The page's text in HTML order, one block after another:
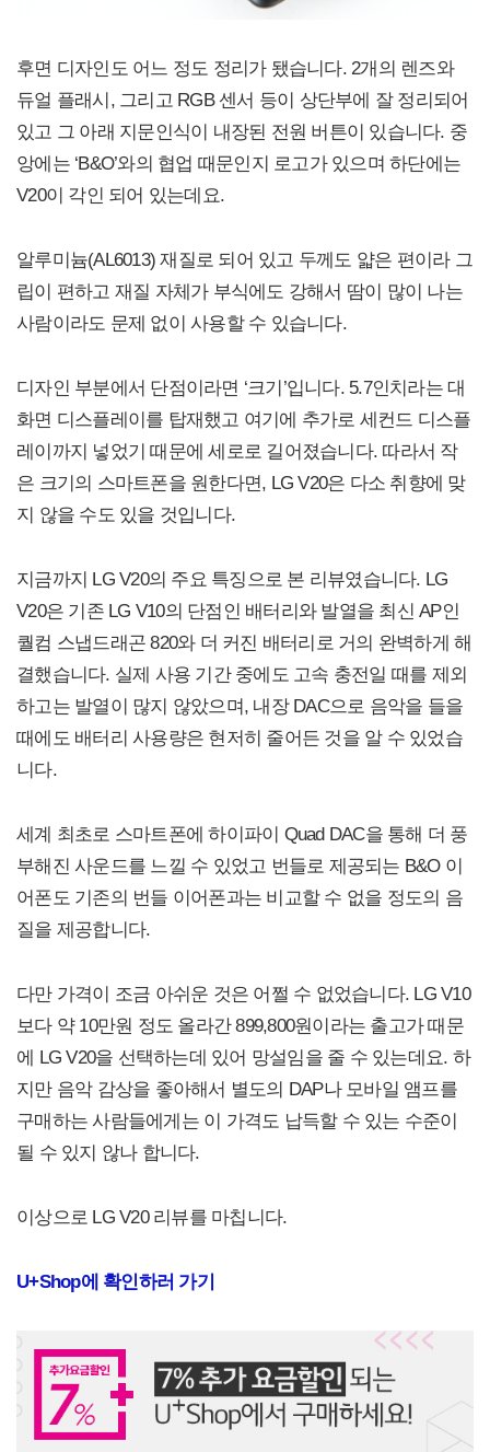
후면 디자인도 어느 정도 정리가 됐습니다. 2개의 렌즈와
듀얼 플래시, 그리고 RGB 센서 등이 상단부에 잘 정리되어
있고 그 아래 지문인식이 내장된 전원 버튼이 있습니다. 중
앙에는 ‘B&O’와의 협업 때문인지 로고가 있으며 하단에는
V20이 각인 되어 있는데요.
알루미늄(AL6013) 재질로 되어 있고 두께도 얇은 편이라 그
립이 편하고 재질 자체가 부식에도 강해서 땀이 많이 나는
사람이라도 문제 없이 사용할 수 있습니다.
디자인 부분에서 단점이라면 ‘크기’입니다. 5.7인치라는 대
화면 디스플레이를 탑재했고 여기에 추가로 세컨드 디스플
레이까지 넣었기 때문에 세로로 길어졌습니다. 따라서 작
은 크기의 스마트폰을 원한다면, LG V20은 다소 취향에 맞
지 않을 수도 있을 것입니다.
지금까지 LG V20의 주요 특징으로 본 리뷰였습니다. LG
V20은 기존 LG V10의 단점인 배터리와 발열을 최신 AP인
퀄컴 스냅드래곤 820와 더 커진 배터리로 거의 완벽하게 해
결했습니다. 실제 사용 기간 중에도 고속 충전일 때를 제외
하고는 발열이 많지 않았으며, 내장 DAC으로 음악을 들을
때에도 배터리 사용량은 현저히 줄어든 것을 알 수 있었습
니다.
세계 최초로 스마트폰에 하이파이 Quad DAC을 통해 더 풍
부해진 사운드를 느낄 수 있었고 번들로 제공되는 B&O 이
어폰도 기존의 번들 이어폰과는 비교할 수 없을 정도의 음
질을 제공합니다.
다만 가격이 조금 아쉬운 것은 어쩔 수 없었습니다. LG V10
보다 약 10만원 정도 올라간 899,800원이라는 출고가 때문
에 LG V20을 선택하는데 있어 망설임을 줄 수 있는데요. 하
지만 음악 감상을 좋아해서 별도의 DAP나 모바일 앰프를
구매하는 사람들에게는 이 가격도 납득할 수 있는 수준이
될 수 있지 않나 합니다.
이상으로 LG V20 리뷰를 마칩니다.
U+Shop에 확인하러 가기